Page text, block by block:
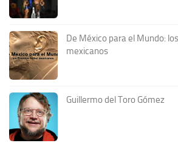
De México para el Mundo:
mexicanos
Guillermo del Toro Gómez